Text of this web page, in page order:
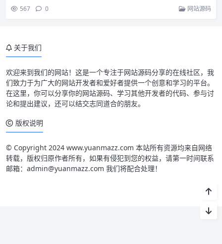
567 0 网站源码
关于我们
欢迎来到我们的网站！这是一个专注于网站源码分享的在线社区，我
们致力于为广大的网站开发者和爱好者提供一个创意和学习的平台。
在这里，你可以分享你的网站源码、学习其他开发者的代码、参与讨
论和提出建议，还可以结交志同道合的朋友。
版权说明
© Copyright 2024 www.yuanmazz.com 本站所有资源均来自网络
转载，版权归原作者所有，如果有侵犯到您的权益，请第一时间联系
邮箱：admin@yuanmazz.com 我们将配合处理！